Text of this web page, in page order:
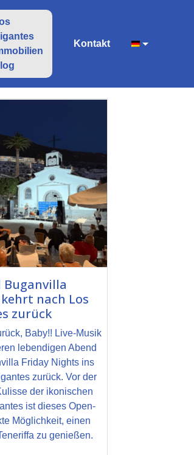
Kontakt
Buganvilla
nach Los
zurück
Baby!! Live-Musik
lebendigen Abend
Friday Nights ins
zurück. Vor der
der ikonischen
ist dieses Open-
Möglichkeit, einen
zu genießen.